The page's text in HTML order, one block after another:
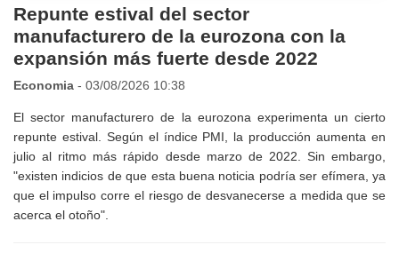
Repunte estival del sector
manufacturero de la eurozona con la
expansión más fuerte desde 2022
Economia - 03/08/2026 10:38
El sector manufacturero de la eurozona experimenta un cierto
repunte estival. Según el índice PMI, la producción aumenta en
julio al ritmo más rápido desde marzo de 2022. Sin embargo,
"existen indicios de que esta buena noticia podría ser efímera, ya
que el impulso corre el riesgo de desvanecerse a medida que se
acerca el otoño".